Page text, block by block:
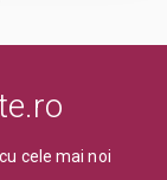
cele mai noi